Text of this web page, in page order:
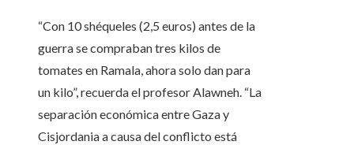
“Con 10 shéqueles (2,5 euros) antes de la
guerra se compraban tres kilos de
tomates en Ramala, ahora solo dan para
un kilo”, recuerda el profesor Alawneh. “La
separación económica entre Gaza y
Cisjordania a causa del conflicto está